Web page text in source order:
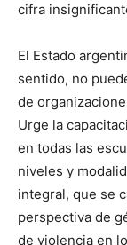
cifra
El Estado
sentido, no
de
Urge la
en todas las
niveles y
integral, que se
perspectiva de
de violencia en